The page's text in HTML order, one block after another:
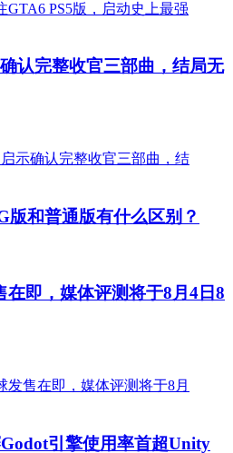
认完整收官三部曲，结局无
版和普通版有什么区别？
在即，媒体评测将于8月4日8
引擎使用率首超Unity